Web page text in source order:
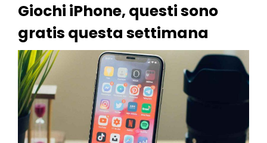
Giochi iPhone, questi sono
gratis questa settimana